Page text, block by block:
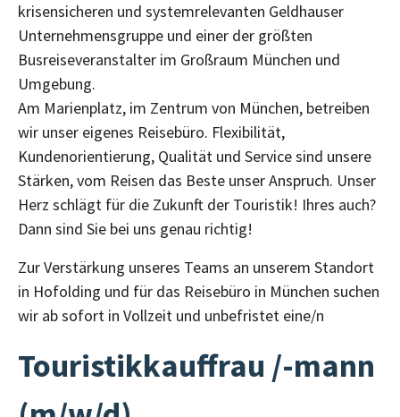
krisensicheren und systemrelevanten Geldhauser
Unternehmensgruppe und einer der größten
Busreiseveranstalter im Großraum München und
Umgebung.
Am Marienplatz, im Zentrum von München, betreiben
wir unser eigenes Reisebüro. Flexibilität,
Kundenorientierung, Qualität und Service sind unsere
Stärken, vom Reisen das Beste unser Anspruch. Unser
Herz schlägt für die Zukunft der Touristik! Ihres auch?
Dann sind Sie bei uns genau richtig!
Zur Verstärkung unseres Teams an unserem Standort
in Hofolding und für das Reisebüro in München suchen
wir ab sofort in Vollzeit und unbefristet eine/n
Touristikkauffrau /-mann